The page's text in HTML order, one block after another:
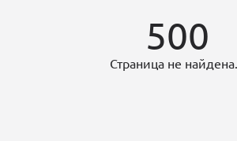
500
Страница не найдена...